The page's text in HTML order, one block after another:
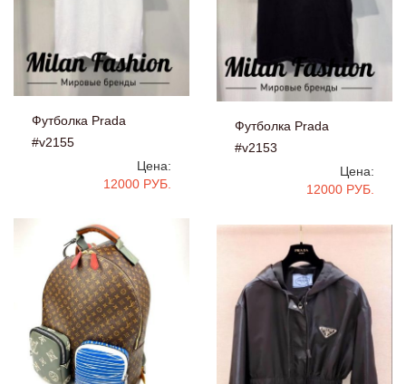
Футболка Prada
#v2155
Цена:
12000 РУБ.
Футболка Prada
#v2153
Цена:
12000 РУБ.